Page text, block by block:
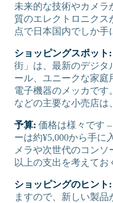
未来的な技術やカメラ
質のエレクトロニクス
点で日本国内でしか手
ショッピングスポット:
街」は、最新のデジタ
ール、ユニークな家庭
電子機器のメッカです
などの主要な小売店は
予算: 価格は様々です
ーは約¥5,000から手に
メラや次世代のコンソ
以上の支出を考えてお
ショッピングのヒント:
ますので、新しい製